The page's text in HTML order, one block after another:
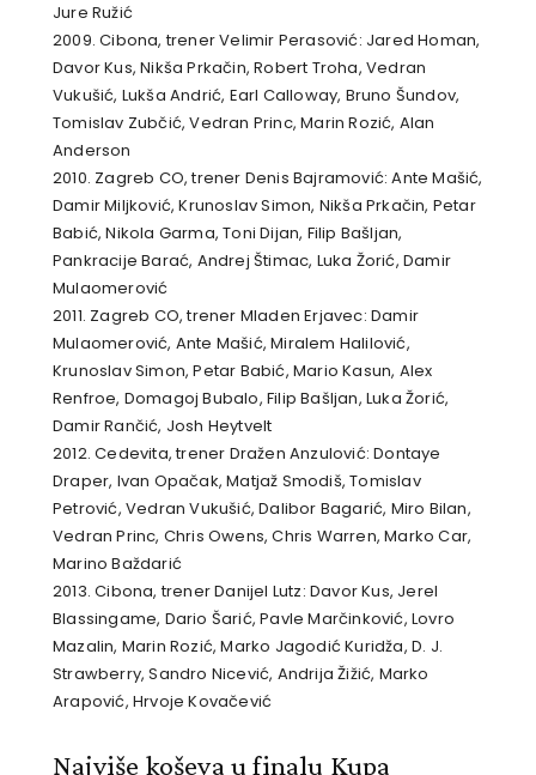
Jure Ružić
2009. Cibona, trener Velimir Perasović: Jared Homan,
Davor Kus, Nikša Prkačin, Robert Troha, Vedran
Vukušić, Lukša Andrić, Earl Calloway, Bruno Šundov,
Tomislav Zubčić, Vedran Princ, Marin Rozić, Alan
Anderson
2010. Zagreb CO, trener Denis Bajramović: Ante Mašić,
Damir Miljković, Krunoslav Simon, Nikša Prkačin, Petar
Babić, Nikola Garma, Toni Dijan, Filip Bašljan,
Pankracije Barać, Andrej Štimac, Luka Žorić, Damir
Mulaomerović
2011. Zagreb CO, trener Mladen Erjavec: Damir
Mulaomerović, Ante Mašić, Miralem Halilović,
Krunoslav Simon, Petar Babić, Mario Kasun, Alex
Renfroe, Domagoj Bubalo, Filip Bašljan, Luka Žorić,
Damir Rančić, Josh Heytvelt
2012. Cedevita, trener Dražen Anzulović: Dontaye
Draper, Ivan Opačak, Matjaž Smodiš, Tomislav
Petrović, Vedran Vukušić, Dalibor Bagarić, Miro Bilan,
Vedran Princ, Chris Owens, Chris Warren, Marko Car,
Marino Baždarić
2013. Cibona, trener Danijel Lutz: Davor Kus, Jerel
Blassingame, Dario Šarić, Pavle Marčinković, Lovro
Mazalin, Marin Rozić, Marko Jagodić Kuridža, D. J.
Strawberry, Sandro Nicević, Andrija Žižić, Marko
Arapović, Hrvoje Kovačević
Najviše koševa u finalu Kupa